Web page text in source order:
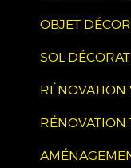
OBJET
SOL
RÉNOVATION
RÉNOVATION